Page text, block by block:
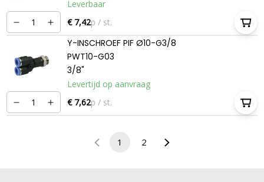
Leverbaar
€ 7,42p / st.
Y-INSCHROEF PIF Ø10-G3/8
PWT10-G03
3/8"
Levertijd op aanvraag
€ 7,62p / st.
1 2